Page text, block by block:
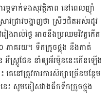
រម្ភ​ទាក់​ទង​​សុវត្ថិភាព​ នៅ​ពេល​​ញ៉ាំ​
ាវជ្រាវ​បង្ហាញ​ថា ស្រីៗជិត​អស់​រដូវ
ង​រាល់​ថ្ងៃ អាច​នឹង​ប្រឈម​វិវត្ត​កើត​
ាគរយ។ ទឹក​ក្រូច​ថ្លុង​ នឹងកាត់​
ស្ត្រូជែន នាំ​ឲ្យ​អ័រម៉ូន​នេះ​កើន​ឡើង​
េ​នៅ​ត្រូវ​ការ​ការ​សិក្សា​ច្រើន​បន្ថែម​
ះ សូម​ចៀស​វាង​ផឹក​ទឹក​ក្រូច​ថ្លុង